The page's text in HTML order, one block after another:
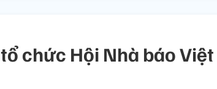
chức Hội Nhà báo Việt